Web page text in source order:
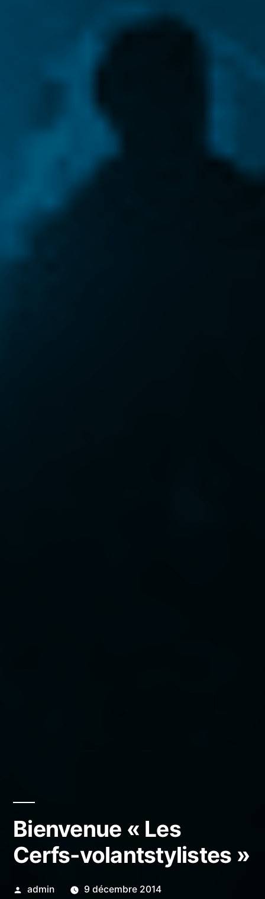
Bienvenue « Les
Cerfs-volantstylistes »
Publié
admin 9 décembre 2014